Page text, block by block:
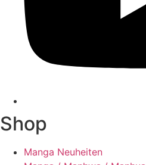
Shop
Manga Neuheiten